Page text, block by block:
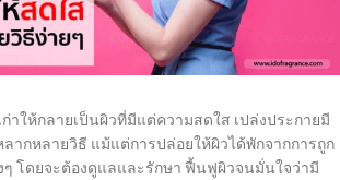
าให้กลายเป็นผิวที่มีแต่ความสดใส เปล่งประกายมี
ากหลายวิธี แม้แต่การปล่อยให้ผิวได้พักจากการถูก
โดยจะต้องดูแลและรักษา ฟื้นฟูผิวจนมั่นใจว่ามี